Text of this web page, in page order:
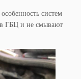
систем
в ГБЦ и не смывают